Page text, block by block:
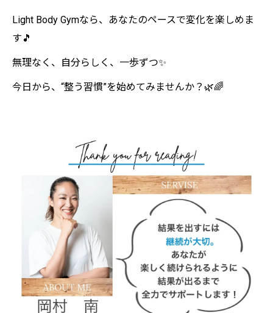
Light Body Gymなら、あなたのペースで変化を楽しめま
す🎵
無理なく、自分らしく、一歩ずつ✨
今日から、“整う習慣”を始めてみませんか？🌿🌈